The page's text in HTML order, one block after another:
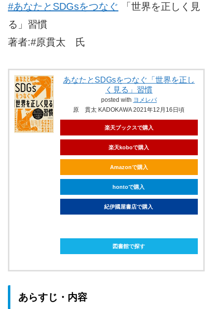
#あなたとSDGsをつなぐ 「世界を正しく見
る」習慣
著者:#原貫太 氏
あなたとSDGsをつなぐ「世界を正し
く見る」習慣
posted with ヨメレバ
原 貫太 KADOKAWA 2021年12月16日頃
楽天ブックスで購入
楽天koboで購入
Amazonで購入
hontoで購入
紀伊國屋書店で購入
図書館で探す
あらすじ・内容